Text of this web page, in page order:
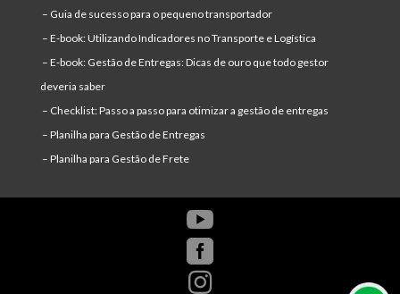
– Guia de sucesso para o pequeno transportador
– E-book: Utilizando Indicadores no Transporte e Logística
– E-book: Gestão de Entregas: Dicas de ouro que todo gestor
deveria saber
– Checklist: Passo a passo para otimizar a gestão de entregas
– Planilha para Gestão de Entregas
– Planilha para Gestão de Frete


